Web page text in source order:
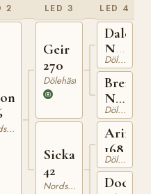
2
Nordsvensk Brukshäst
LED 3
Geir
270
Dölehäst
Sicka
42
Nordsvensk Brukshäst
LED 4
N
446
Dölehäst
Breida
N
380
Dölehäst
168
Dölehäst
Docka